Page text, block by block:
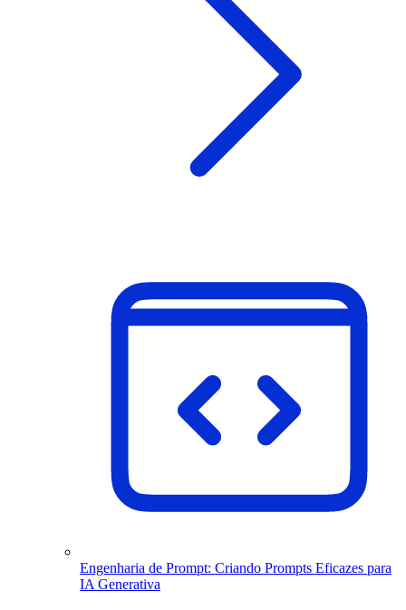
Engenharia de Prompt: Criando Prompts Eficazes para
IA Generativa